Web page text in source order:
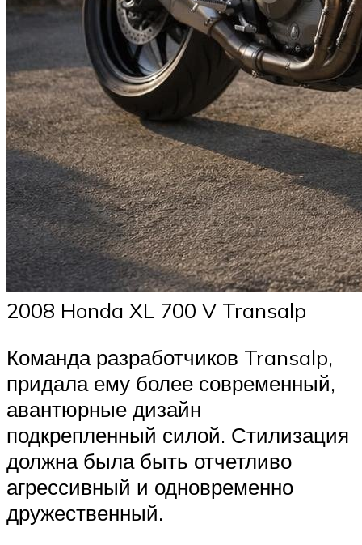
2008 Honda XL 700 V Transalp
Команда разработчиков Transalp,
придала ему более современный,
авантюрные дизайн
подкрепленный силой. Стилизация
должна была быть отчетливо
агрессивный и одновременно
дружественный.